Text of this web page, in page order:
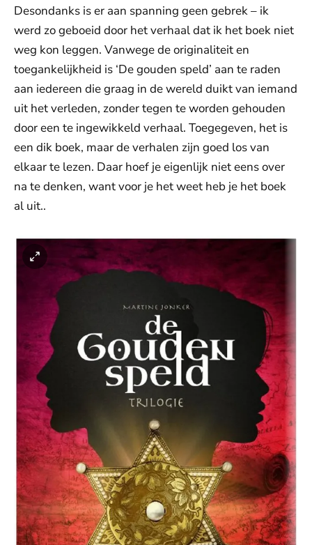
Desondanks is er aan spanning geen gebrek – ik
werd zo geboeid door het verhaal dat ik het boek niet
weg kon leggen. Vanwege de originaliteit en
toegankelijkheid is ‘De gouden speld’ aan te raden
aan iedereen die graag in de wereld duikt van iemand
uit het verleden, zonder tegen te worden gehouden
door een te ingewikkeld verhaal. Toegegeven, het is
een dik boek, maar de verhalen zijn goed los van
elkaar te lezen. Daar hoef je eigenlijk niet eens over
na te denken, want voor je het weet heb je het boek
al uit..